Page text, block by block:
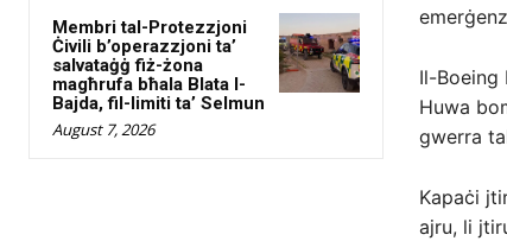
Membri tal-Protezzjoni
Ċivili b’operazzjoni ta’
salvataġġ fiż-żona
magħrufa bħala Blata l-
Bajda, fil-limiti ta’ Selmun
August 7, 2026
Il-
Huwa
gwerra
Kapaċi
ajru, li